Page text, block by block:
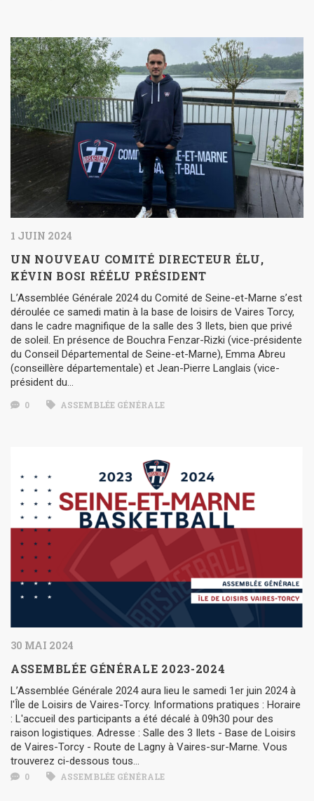
1 JUIN 2024
UN NOUVEAU COMITÉ DIRECTEUR ÉLU,
KÉVIN BOSI RÉÉLU PRÉSIDENT
L’Assemblée Générale 2024 du Comité de Seine-et-Marne s’est
déroulée ce samedi matin à la base de loisirs de Vaires Torcy,
dans le cadre magnifique de la salle des 3 Ilets, bien que privé
de soleil. En présence de Bouchra Fenzar-Rizki (vice-présidente
du Conseil Départemental de Seine-et-Marne), Emma Abreu
(conseillère départementale) et Jean-Pierre Langlais (vice-
président du…
0 ASSEMBLÉE GÉNÉRALE
30 MAI 2024
ASSEMBLÉE GÉNÉRALE 2023-2024
L’Assemblée Générale 2024 aura lieu le samedi 1er juin 2024 à
l'Île de Loisirs de Vaires-Torcy. Informations pratiques : Horaire
: L'accueil des participants a été décalé à 09h30 pour des
raison logistiques. Adresse : Salle des 3 Ilets - Base de Loisirs
de Vaires-Torcy - Route de Lagny à Vaires-sur-Marne. Vous
trouverez ci-dessous tous...
0 ASSEMBLÉE GÉNÉRALE